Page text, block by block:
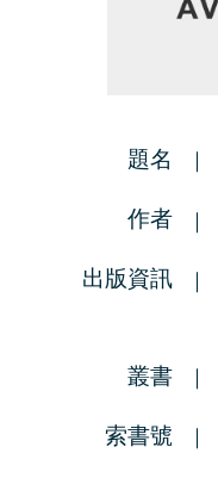
題名
作者
出版資訊
叢書
索書號